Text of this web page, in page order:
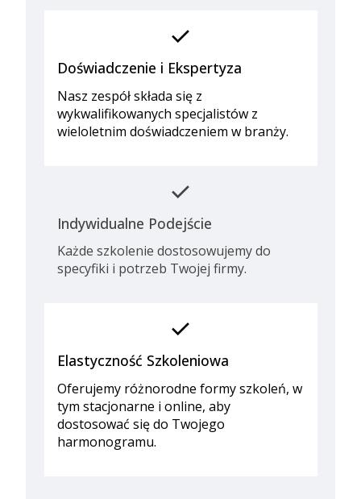
check
Doświadczenie i Ekspertyza
Nasz zespół składa się z
wykwalifikowanych specjalistów z
wieloletnim doświadczeniem w branży.
check
Indywidualne Podejście
Każde szkolenie dostosowujemy do
specyfiki i potrzeb Twojej firmy.
check
Elastyczność Szkoleniowa
Oferujemy różnorodne formy szkoleń, w
tym stacjonarne i online, aby
dostosować się do Twojego
harmonogramu.